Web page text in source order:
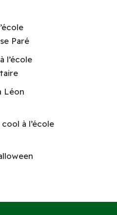
Paré
l’école
Léon
à l’école